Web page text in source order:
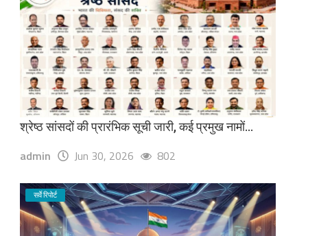
श्रेष्ठ सांसदों की प्रारंभिक सूची जारी, कई प्रमुख नामों...
admin Jun 30, 2026 802
सर्वे रिपोर्ट